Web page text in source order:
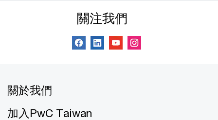
關注我們
關於我們
加入PwC Taiwan